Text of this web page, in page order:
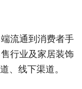
流通到消费者手
行业及家居装饰
、线下渠道。